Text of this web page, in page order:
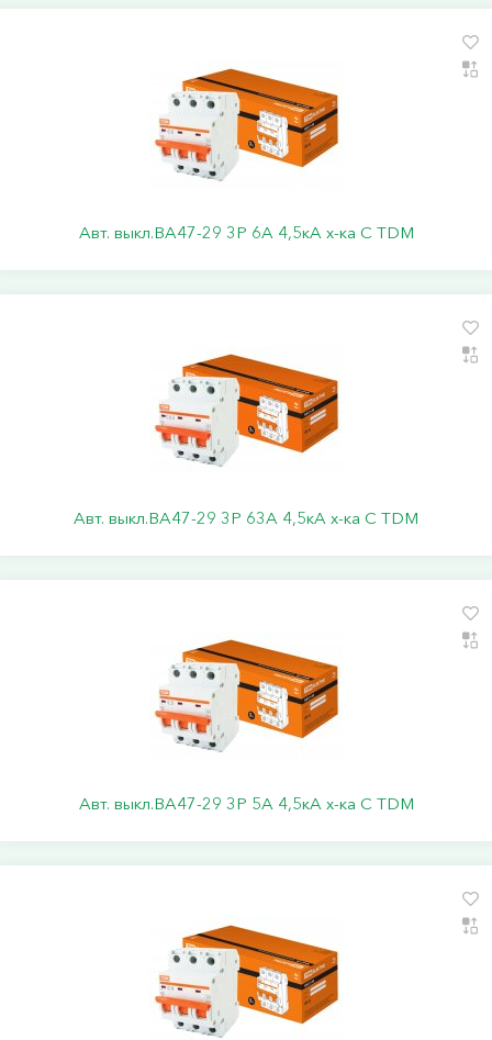
Авт. выкл.ВА47-29 3Р 6А 4,5кА х-ка С TDM
Авт. выкл.ВА47-29 3Р 63А 4,5кА х-ка С TDM
Авт. выкл.ВА47-29 3Р 5А 4,5кА х-ка С TDM